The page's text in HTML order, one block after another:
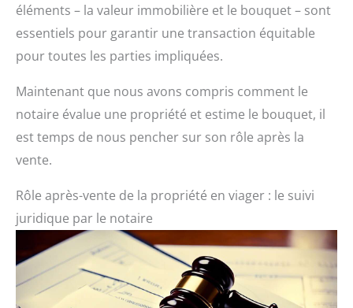
éléments – la valeur immobilière et le bouquet – sont
essentiels pour garantir une transaction équitable
pour toutes les parties impliquées.
Maintenant que nous avons compris comment le
notaire évalue une propriété et estime le bouquet, il
est temps de nous pencher sur son rôle après la
vente.
Rôle après-vente de la propriété en viager : le suivi
juridique par le notaire